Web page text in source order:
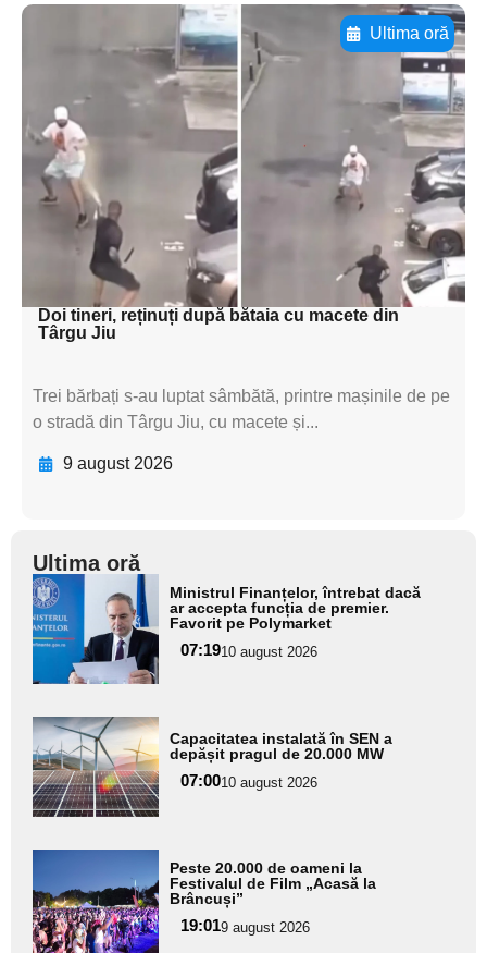
Ultima oră
Adaugă aici textul pentru
subtitluAdaugă aici
textul pentru
subtitluAdaugă aici
textul pentru
subtitluAdaugă aici
textul pentru subti
Doi tineri, reținuți după bătaia cu macete din
Târgu Jiu
Trei bărbați s-au luptat sâmbătă, printre mașinile de pe
o stradă din Târgu Jiu, cu macete și...
9 august 2026
Ultima oră
Adaugă
aici textul
pentru
subtitlu
Ministrul Finanțelor, întrebat dacă
ar accepta funcția de premier.
Favorit pe Polymarket
07:1910 august 2026
Adaugă
aici textul
pentru
subtitlu
Capacitatea instalată în SEN a
depășit pragul de 20.000 MW
07:0010 august 2026
aici textul
pentru
subtitlu
Peste 20.000 de oameni la
Festivalul de Film „Acasă la
Brâncuși”
19:019 august 2026